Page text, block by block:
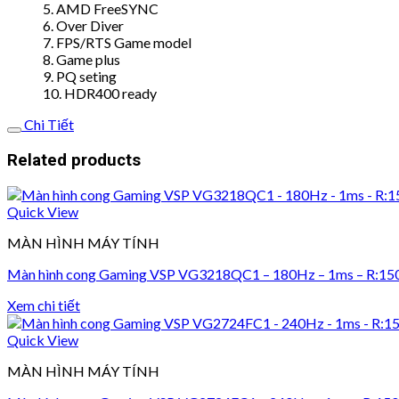
5. AMD FreeSYNC
6. Over Diver
7. FPS/RTS Game model
8. Game plus
9. PQ seting
10. HDR400 ready
Chi Tiết
Related products
Quick View
MÀN HÌNH MÁY TÍNH
Màn hình cong Gaming VSP VG3218QC1 – 180Hz – 1ms –
Xem chi tiết
Quick View
MÀN HÌNH MÁY TÍNH